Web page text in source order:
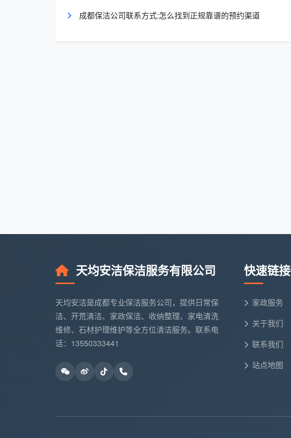
厨房：瓷砖表面洁净，手摸光滑，有光泽
所有表面手摸光滑无尘土
窗台、门框等边角处无死角积尘
家具内外无尘无污渍
分区域详细标准
成都保洁公司联系方式:怎么找到正规靠谱的预约渠道
天均安洁保洁服务有限公司
天均安洁是成都专业保洁服务公司，提供日常保
洁、开荒清洁、家政保洁、收纳整理、家电清洗
维修、石材护理维护等全方位清洁服务。联系电
话：13550333441
快速链接
家政服务
关于我们
联系我们
站点地图